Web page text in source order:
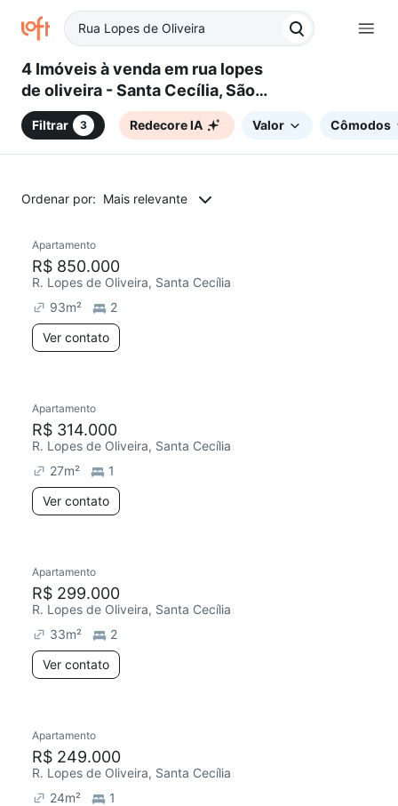
4 Imóveis à venda em rua lopes
de oliveira - Santa Cecília, São
Paulo, SP
Filtrar 3 Redecore IA Valor Cômodos
Ordenar por: Mais relevante
Apartamento
R$ 850.000
R. Lopes de Oliveira, Santa Cecília
93m²
2
Ver contato
Chegou este mês
Apartamento
R$ 314.000
R. Lopes de Oliveira, Santa Cecília
27m²
1
Ver contato
Apartamento
R$ 299.000
R. Lopes de Oliveira, Santa Cecília
33m²
2
Ver contato
Apartamento
R$ 249.000
R. Lopes de Oliveira, Santa Cecília
24m²
1